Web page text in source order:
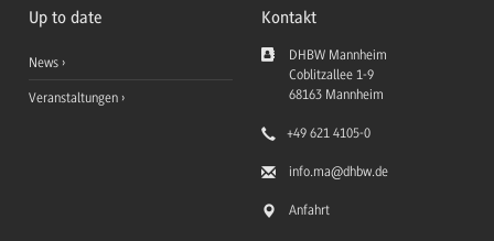
Up to date
News
Veranstaltungen
Kontakt
DHBW Mannheim
Coblitzallee 1-9
68163 Mannheim
+49 621 4105-0
info.ma@dhbw.de
Anfahrt